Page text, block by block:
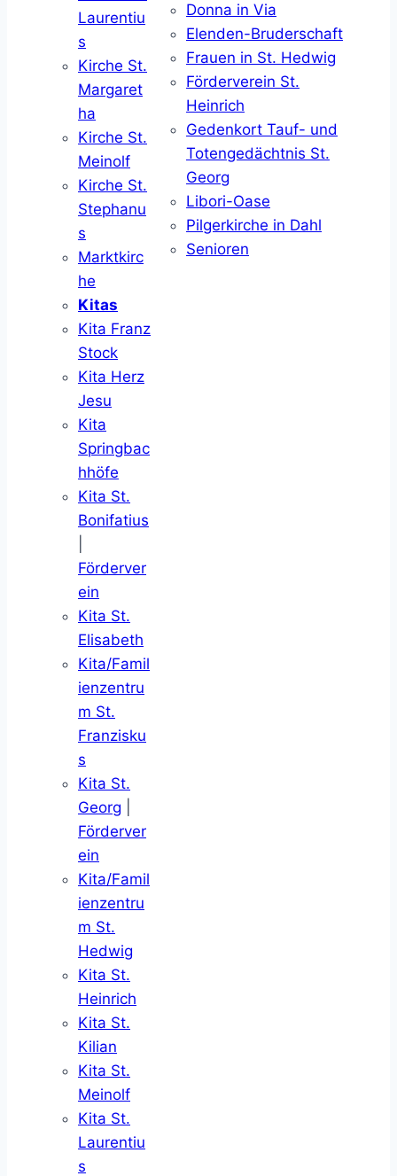
Laurentiu
s
Kirche St.
Margaret
ha
Kirche St.
Meinolf
Kirche St.
Stephanu
s
Marktkirc
he
Kitas
Kita Franz
Stock
Kita Herz
Jesu
Kita
Springbac
hhöfe
Kita St.
Bonifatius
Förderver
ein
Kita St.
Elisabeth
Kita/Famil
ienzentru
m St.
Franzisku
s
Kita St.
Georg
Förderver
ein
Kita/Famil
ienzentru
m St.
Hedwig
Kita St.
Heinrich
Kita St.
Kilian
Kita St.
Meinolf
Kita St.
Laurentiu
s
Donna in Via
Elenden-Bruderschaft
Frauen in St. Hedwig
Förderverein St.
Heinrich
Gedenkort Tauf- und
Totengedächtnis St.
Georg
Libori-Oase
Pilgerkirche in Dahl
Senioren